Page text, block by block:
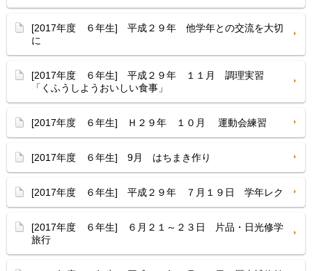
[2017年度 ６年生] 平成２９年 他学年との交流を大切
に
[2017年度 ６年生] 平成２９年 １１月 調理実習
「くふうしようおいしい食事」
[2017年度 ６年生] Ｈ２９年 １０月 運動会練習
[2017年度 ６年生] 9月 はちまき作り
[2017年度 ６年生] 平成２９年 ７月１９日 学年レク
[2017年度 ６年生] ６月２１～２３日 片品・日光修学
旅行